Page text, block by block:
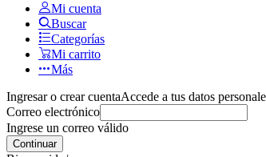
Mi cuenta
Buscar
Categorías
Mi carrito
Más
Ingresar o crear cuentaAccede a tus datos
Correo electrónico
Ingrese un correo válido
Continuar